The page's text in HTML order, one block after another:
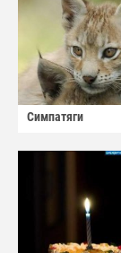
Симпатяги